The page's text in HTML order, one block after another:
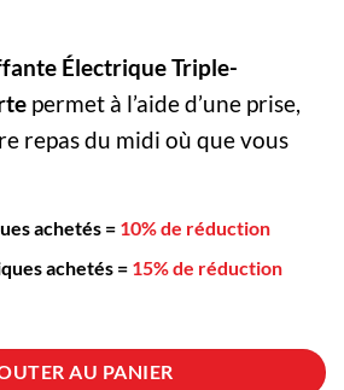
Électrique Triple-
permet à l’aide d’une prise,
repas du midi où que vous
achetés = 10% de réduction
achetés = 15% de réduction
Électrique Triple-compartiment Verte
AU PANIER